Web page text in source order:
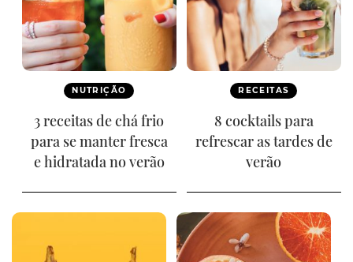
NUTRIÇÃO
3 receitas de chá frio
para se manter fresca
e hidratada no verão
RECEITAS
8 cocktails para
refrescar as tardes de
verão